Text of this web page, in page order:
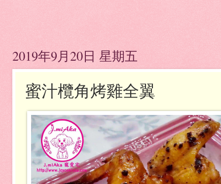
2019年9月20日 星期五
蜜汁欖角烤雞全翼